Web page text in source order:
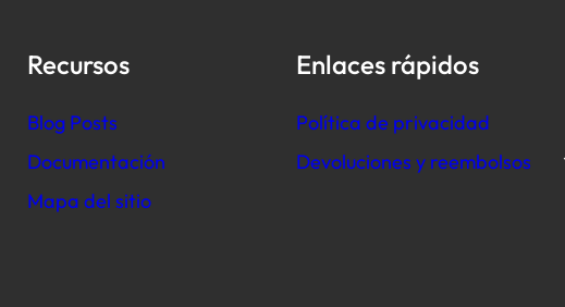
Recursos
Blog Posts
Documentación
Mapa del sitio
Enlaces rápidos
Política de privacidad
Devoluciones y reembolsos